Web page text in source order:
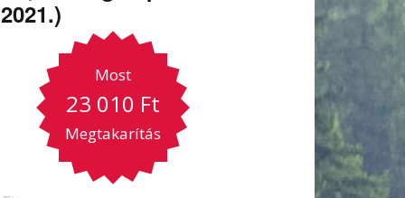
Most
23 010 Ft
Megtakarítás